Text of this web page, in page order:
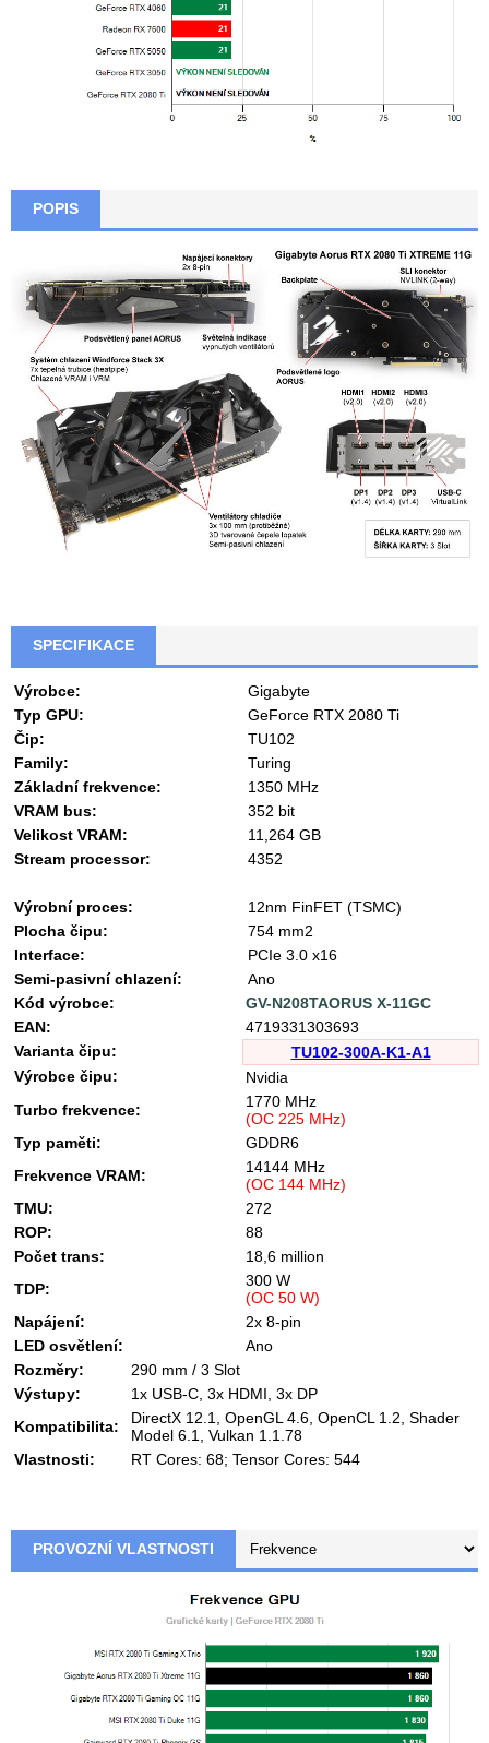
POPIS
SPECIFIKACE
Výrobce:
Gigabyte
Typ GPU:
GeForce RTX 2080 Ti
Čip:
TU102
Family:
Turing
Základní frekvence:
1350 MHz
VRAM bus:
352 bit
Velikost VRAM:
11,264 GB
Stream processor:
4352
Výrobní proces:
12nm FinFET (TSMC)
Plocha čipu:
754 mm2
Interface:
PCIe 3.0 x16
Semi-pasivní chlazení:
Ano
Kód výrobce:
GV-N208TAORUS X-11GC
EAN:
4719331303693
Varianta čipu:
TU102-300A-K1-A1
Výrobce čipu:
Nvidia
Turbo frekvence:
1770 MHz
(OC 225 MHz)
Typ paměti:
GDDR6
Frekvence VRAM:
14144 MHz
(OC 144 MHz)
TMU:
272
ROP:
88
Počet trans:
18,6 million
TDP:
300 W
(OC 50 W)
Napájení:
2x 8-pin
LED osvětlení:
Ano
Rozměry:
290 mm / 3 Slot
Výstupy:
1x USB-C, 3x HDMI, 3x DP
Kompatibilita:
DirectX 12.1, OpenGL 4.6, OpenCL 1.2, Shader
Model 6.1, Vulkan 1.1.78
Vlastnosti:
RT Cores: 68; Tensor Cores: 544
PROVOZNÍ VLASTNOSTI